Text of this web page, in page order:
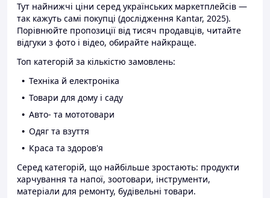
Тут найнижчі ціни серед українських маркетплейсів —
так кажуть самі покупці (дослідження Kantar, 2025).
Порівнюйте пропозиції від тисяч продавців, читайте
відгуки з фото і відео, обирайте найкраще.
Топ категорій за кількістю замовлень:
Техніка й електроніка
Товари для дому і саду
Авто- та мототовари
Одяг та взуття
Краса та здоров'я
Серед категорій, що найбільше зростають: продукти
харчування та напої, зоотовари, інструменти,
матеріали для ремонту, будівельні товари.